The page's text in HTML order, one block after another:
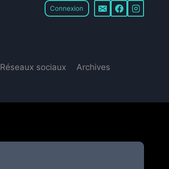
Connexion
Réseaux sociaux Archives